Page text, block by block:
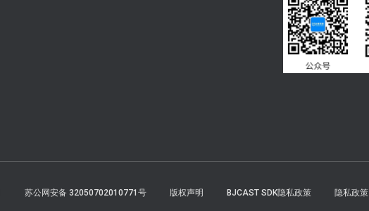
苏公网安备 32050702010771号 版权声明 BJCAST SDK隐私政策 隐私政策